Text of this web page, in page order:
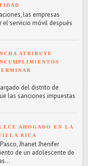
las empresas
el servicio móvil después
ATRIBUYE
del distrito de
las sanciones impuestas
AHOGADO EN LA
RICA
Jhanet Jhenifer
de un adolescente de